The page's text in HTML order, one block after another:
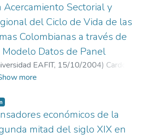
Acercamiento Sectorial y
del Ciclo de Vida de las
Colombianas a través de
Datos de Panel
EAFIT, 15/10/2004) Cardona
Marleny
more
económicos de la
mitad del siglo XIX en